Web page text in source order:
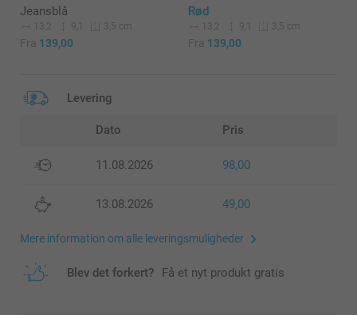
Jeansblå
13,2 9,1 3,5 cm
Fra 139,00
Rød
13,2 9,1 3,5 cm
Fra 139,00
Levering
Dato Pris
11.08.2026 98,00
13.08.2026 49,00
Mere information om alle leveringsmuligheder
Blev det forkert? Få et nyt produkt gratis